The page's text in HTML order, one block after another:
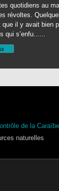
quotidiens au
révoltes.
il y avait bien
qui s’enfu......
de la Caraïbe
naturelles